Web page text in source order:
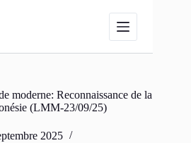
moderne: Reconnaissance de la
(LMM-23/09/25)
2025